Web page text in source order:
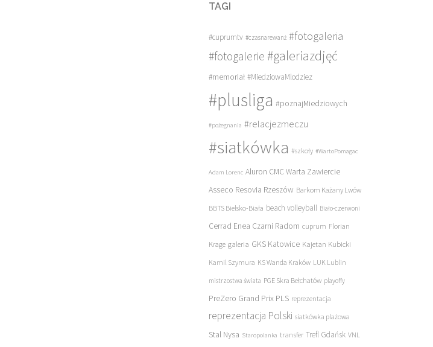
TAGI
#cuprumtv #czasnarewanż #fotogaleria
#fotogalerie #galeriazdjęć
#memoriał #MiedziowaMlodziez
#plusliga #poznajMiedziowych
#pożegnania #relacjezmeczu
#siatkówka #szkoły #WartoPomagac
Adam Lorenc Aluron CMC Warta Zawiercie
Asseco Resovia Rzeszów Barkom Każany Lwów
BBTS Bielsko-Biała beach volleyball Biało-czerwoni
Cerrad Enea Czarni Radom cuprum Florian
Krage galeria GKS Katowice Kajetan Kubicki
Kamil Szymura KS Wanda Kraków LUK Lublin
mistrzostwa świata PGE Skra Bełchatów playoffy
PreZero Grand Prix PLS reprezentacja
reprezentacja Polski siatkówka plażowa
Stal Nysa Staropolanka transfer Trefl Gdańsk VNL